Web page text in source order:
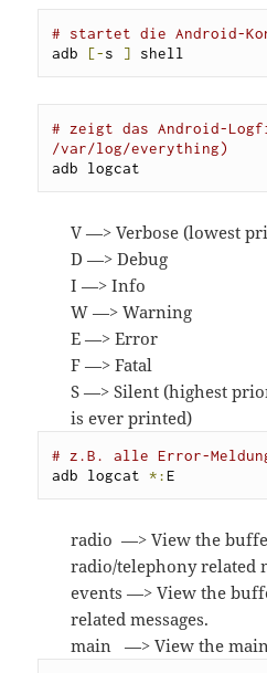
# startet die Android-
adb [-s ] shell
# zeigt das Android-
/var/log/everything)
adb logcat
V —> Verbose (lowest
D —> Debug
I —> Info
W —> Warning
E —> Error
F —> Fatal
S —> Silent (highest
is ever printed)
# z.B. alle Error-
adb logcat *:E
radio —> View the
radio/telephony related
events —> View the
related messages.
main —> View the